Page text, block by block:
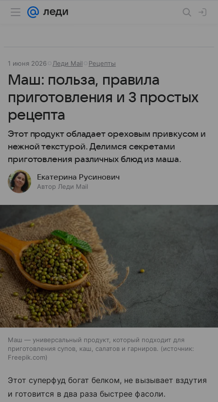
1 июня 2026 Леди Mail Рецепты
Маш: польза, правила
приготовления и 3 простых
рецепта
Этот продукт обладает ореховым привкусом и
нежной текстурой. Делимся секретами
приготовления различных блюд из маша.
Екатерина Русинович
Автор Леди Mail
Маш — универсальный продукт, который подходит для
приготовления супов, каш, салатов и гарниров.
источник:
Freepik.com
Этот суперфуд богат белком, не вызывает вздутия
и готовится в два раза быстрее фасоли.